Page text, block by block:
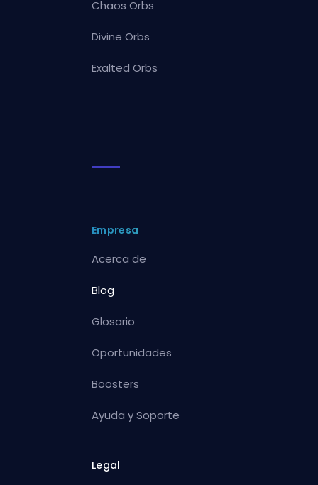
Chaos Orbs
Divine Orbs
Exalted Orbs
Empresa
Acerca de
Blog
Glosario
Oportunidades
Boosters
Ayuda y Soporte
Legal